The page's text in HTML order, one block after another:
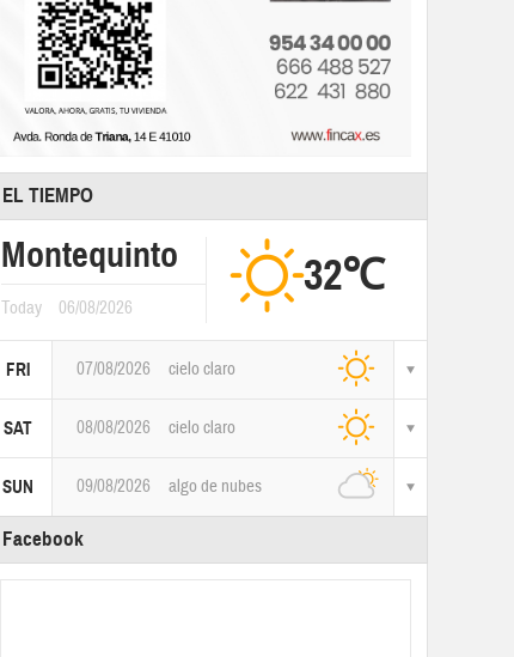
EL TIEMPO
Montequinto
Today 06/08/2026
32℃
FRI 07/08/2026 cielo claro
SAT 08/08/2026 cielo claro
SUN 09/08/2026 algo de nubes
Facebook